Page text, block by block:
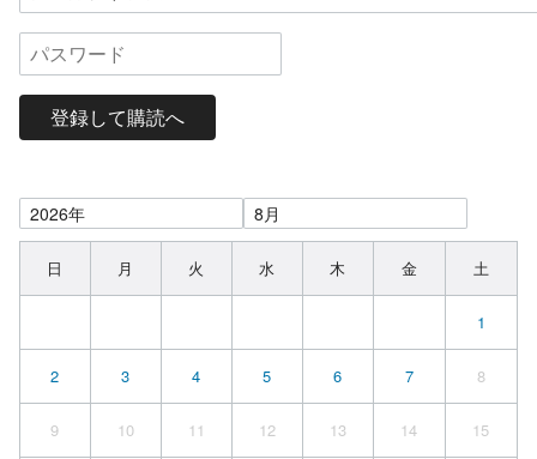
登録して購読へ
日 月 火 水 木 金 土
1
2 3 4 5 6 7 8
9 10 11 12 13 14 15